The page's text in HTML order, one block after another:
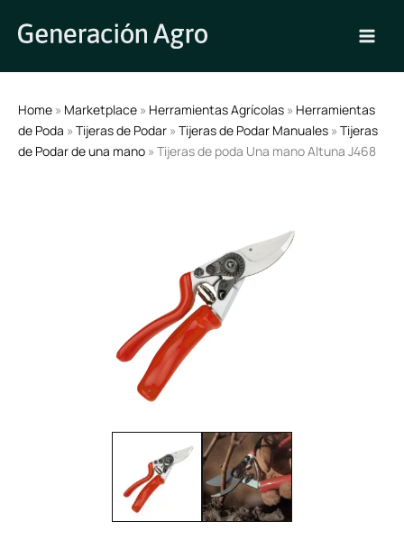
Home » Marketplace » Herramientas Agrícolas » Herramientas
de Poda » Tijeras de Podar » Tijeras de Podar Manuales » Tijeras
de Podar de una mano » Tijeras de poda Una mano Altuna J468